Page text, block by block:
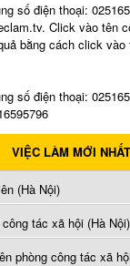
số điện thoại:
Click vào tên
bằng cách click vào
số điện thoại:
VIỆC LÀM MỚI NHẤT
(Hà Nội)
tác xã hội (Hà Nội)
phòng công tác xã